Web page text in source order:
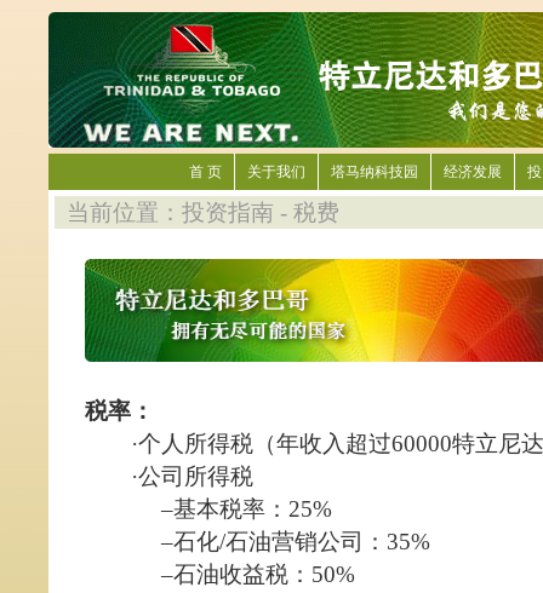
首 页 关于我们 塔马纳科技园 经济发展
当前位置：投资指南 - 税费
税率：
·个人所得税（年收入超过60000特立尼
·公司所得税
–基本税率：25%
–石化/石油营销公司：35%
–石油收益税：50%